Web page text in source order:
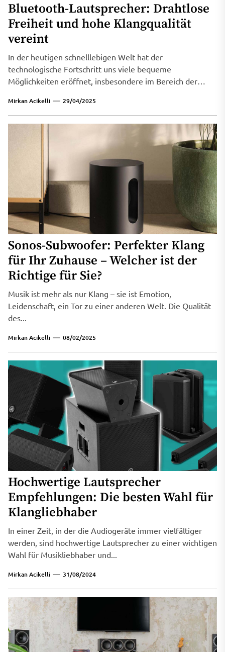
Bluetooth-Lautsprecher: Drahtlose
Freiheit und hohe Klangqualität
vereint
In der heutigen schnelllebigen Welt hat der
technologische Fortschritt uns viele bequeme
Möglichkeiten eröffnet, insbesondere im Bereich der
Mirkan Acikelli 29/04/2025
Sonos-Subwoofer: Perfekter Klang
für Ihr Zuhause – Welcher ist der
Richtige für Sie?
Musik ist mehr als nur Klang – sie ist Emotion,
Leidenschaft, ein Tor zu einer anderen Welt. Die Qualität
des...
Mirkan Acikelli 08/02/2025
Hochwertige Lautsprecher
Empfehlungen: Die besten Wahl für
Klangliebhaber
In einer Zeit, in der die Audiogeräte immer vielfältiger
werden, sind hochwertige Lautsprecher zu einer wichtigen
Wahl für Musikliebhaber und...
Mirkan Acikelli 31/08/2024